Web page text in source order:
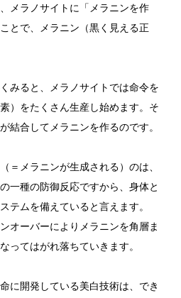
メラノサイトに「メラニンを作
とで、メラニン（黒く見える正
みると、メラノサイトでは命令を
）をたくさん生産し始めます。そ
結合してメラニンを作るのです。
＝メラニンが生成される）のは、
一種の防御反応ですから、身体と
テムを備えていると言えます。
オーバーによりメラニンを角層ま
ってはがれ落ちていきます。
に開発している美白技術は、でき